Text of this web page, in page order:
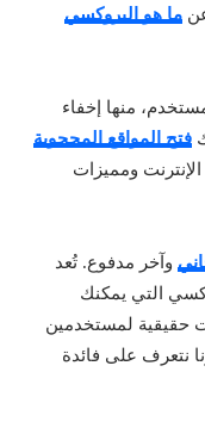
ما هو البروكسي
منها إخفاء
فتح المواقع المحجوبة
ومميزات
وآخر مدفوع. تُعد
التي يمكنك
حقيقية لمستخدمين
نتعرف على فائدة